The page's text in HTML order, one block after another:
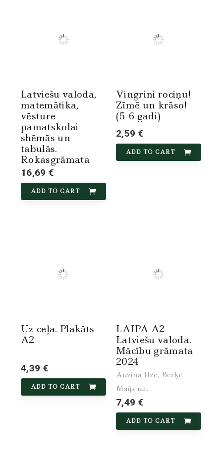
Latviešu valoda,
matemātika,
vēsture
pamatskolai
shēmās un
tabulās.
Rokasgrāmata
16,69 €
ADD TO CART
Vingrini rociņu!
Zīmē un krāso!
(5-6 gadi)
2,59 €
ADD TO CART
Uz ceļa. Plakāts
A2
4,39 €
ADD TO CART
LAIPA A2
Latviešu valoda.
Mācību grāmata
2024
Auziņa Ilze, Berķe
Maija u.c.
7,49 €
ADD TO CART